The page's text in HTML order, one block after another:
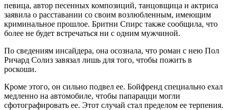
певица, автор песенных композиций, танцовщица и актриса
заявила о расставании со своим возлюбленным, имеющим
криминальное прошлое. Бритни Спирс также сообщила, что
более не будет встречаться ни с одним мужчиной.
По сведениям инсайдера, она осознала, что роман с нею Пол
Ричард Солиз завязал лишь для того, чтобы пожить в
роскоши.
Кроме этого, он сильно подвел ее. Бойфренд специально ехал
медленно на автомобиле, чтобы папарацци могли
сфотографировать ее. Этот случай стал пределом ее терпения.